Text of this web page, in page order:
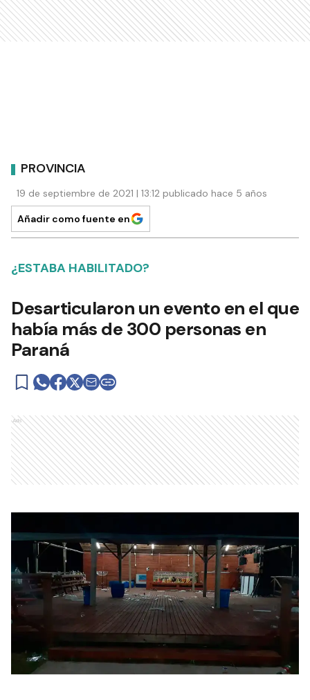
PROVINCIA
19 de septiembre de 2021 | 13:12 publicado hace 5 años
Añadir como fuente en
¿ESTABA HABILITADO?
Desarticularon un evento en el que
había más de 300 personas en
Paraná
Ads